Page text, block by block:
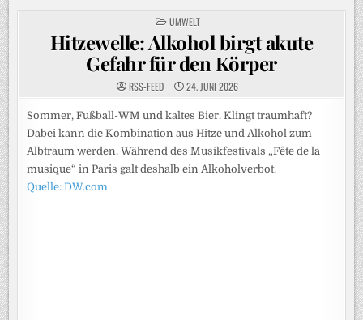
POSTED
IN
UMWELT
Hitzewelle: Alkohol birgt akute
Gefahr für den Körper
RSS-FEED 24. JUNI 2026
Sommer, Fußball-WM und kaltes Bier. Klingt traumhaft?
Dabei kann die Kombination aus Hitze und Alkohol zum
Albtraum werden. Während des Musikfestivals „Fête de la
musique“ in Paris galt deshalb ein Alkoholverbot.
Quelle: DW.com